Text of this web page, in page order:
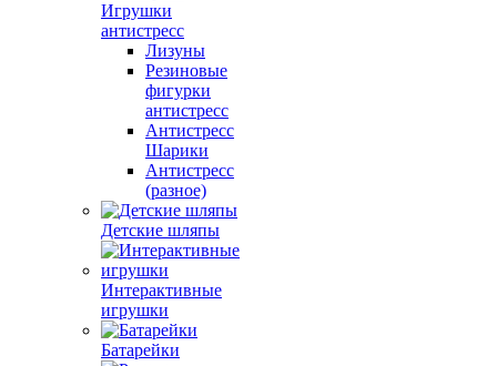
Игрушки
антистресс
Лизуны
Резиновые
фигурки
антистресс
Антистресс
Шарики
Антистресс
(разное)
Детские шляпы
Интерактивные
игрушки
Батарейки